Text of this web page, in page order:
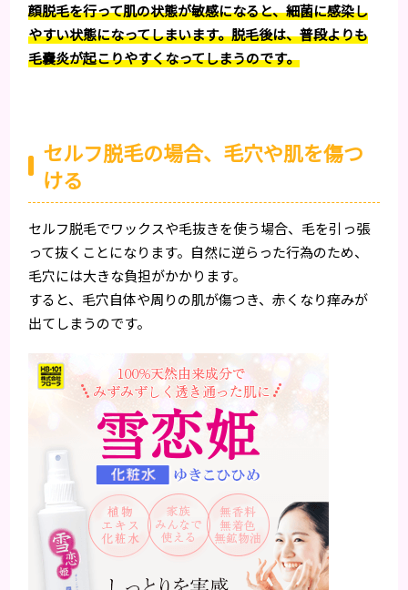
顔脱毛を行って肌の状態が敏感になると、細菌に感染し
やすい状態になってしまいます。脱毛後は、普段よりも
毛嚢炎が起こりやすくなってしまうのです。
セルフ脱毛の場合、毛穴や肌を傷つ
ける
セルフ脱毛でワックスや毛抜きを使う場合、毛を引っ張
って抜くことになります。自然に逆らった行為のため、
毛穴には大きな負担がかかります。
すると、毛穴自体や周りの肌が傷つき、赤くなり痒みが
出てしまうのです。